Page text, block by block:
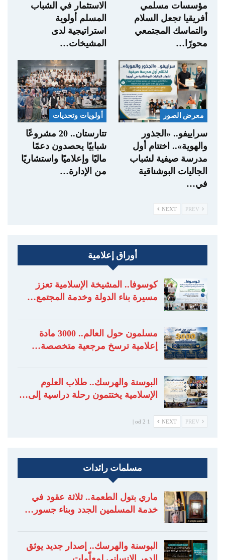
مؤسسات مسلمي
أفريقيا تجعل السلام
والتماسك المجتمعي
محورًا…
الاستثمار في الشباب
المسلم أولوية
استراتيجية لدى
المشيخات…
معرض الصور
سراييفو.. «الجذور
والهوية».. اختتام أول
مدرسة صيفية لشباب
الجاليات البوشناقية
في…
أولويات وتحديات
تتارستان.. 20 مشروعًا
شبابيًا يحصدون دعمًا
ماليًا وإعلاميًا واستشاريًا
من الإدارة…
NEXT
أوراق إعلامية
كوسوفا.. المشيخة الإسلامية تعزز
مسيرة بناء الدولة وخدمة المجتمع…
مسلمون حول العالم.. 3000 مادة
إعلامية ترسخ مرجعية متخصصة…
البوسنة والهرسك.. طلاب العلوم
الإسلامية يختتمون رحلة دراسية إلى…
NEXT
1 od 2 |
مسلمات رائدات
ماري بتول الطعمة.. ثلاثة عقود في
خدمة المسلمين الجدد وبناء جسور…
البوسنة والهرسك.. إصدار جديد يوثق